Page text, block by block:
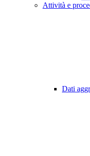
Attività e
Dati